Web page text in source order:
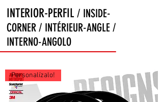
INTERIOR-PERFIL / INSIDE-
CORNER / INTÉRIEUR-ANGLE /
INTERNO-ANGOLO
Personalízalo!